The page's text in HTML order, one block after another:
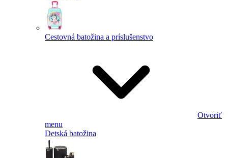
Cestovná batožina a príslušenstvo
Otvoriť
menu
Detská batožina